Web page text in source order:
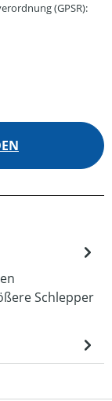
(GPSR):
Schlepper